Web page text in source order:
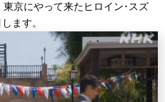
京にやって来たヒロイン･スズ
ます。